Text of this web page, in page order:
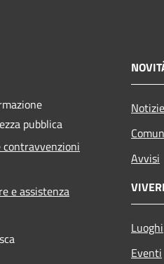
pubblica
e assistenza
Notizie
Avvisi
Luoghi
Eventi